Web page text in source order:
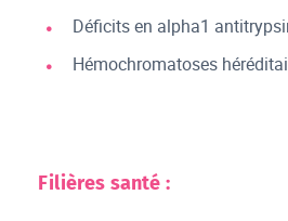
Déficits en alpha1
Hémochromatoses
Filières santé :